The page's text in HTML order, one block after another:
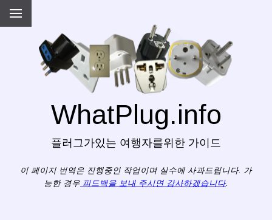
WhatPlug.info
플러그가있는 여행자를위한 가이드
이 페이지 번역은 진행중인 작업이며 실수에 사과드립니다. 가
능한 경우 피드백을 보내 주시면 감사하겠습니다.